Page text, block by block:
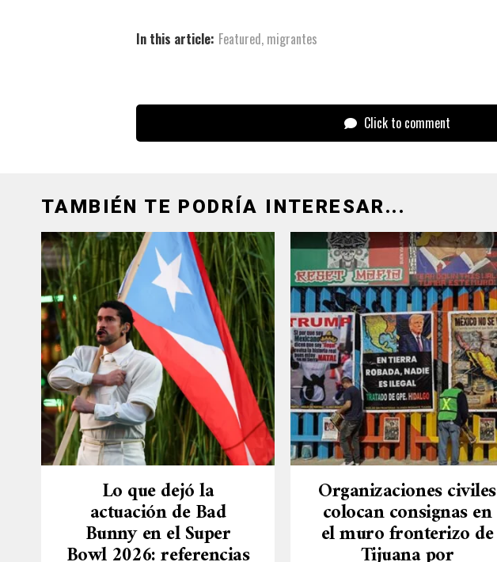
In this article: Featured, migrantes
Click to comment
TAMBIÉN TE PODRÍA INTERESAR...
Lo que dejó la
actuación de Bad
Bunny en el Super
Organizaciones civiles
colocan consignas en
el muro fronterizo de